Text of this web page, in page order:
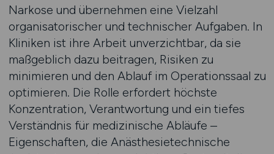
Narkose und übernehmen eine Vielzahl
organisatorischer und technischer Aufgaben. In
Kliniken ist ihre Arbeit unverzichtbar, da sie
maßgeblich dazu beitragen, Risiken zu
minimieren und den Ablauf im Operationssaal zu
optimieren. Die Rolle erfordert höchste
Konzentration, Verantwortung und ein tiefes
Verständnis für medizinische Abläufe –
Eigenschaften, die Anästhesietechnische